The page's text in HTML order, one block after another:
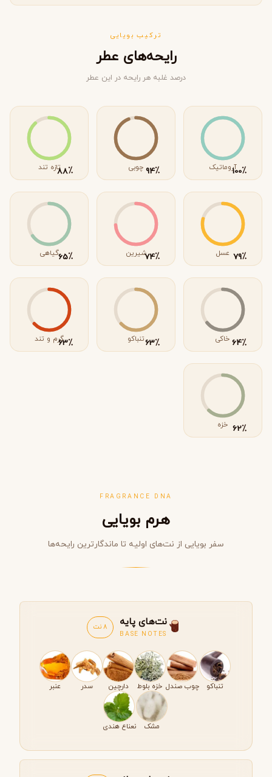
ترکیب بویایی
رایحه‌های عطر
درصد غلبه هر رایحه در این عطر
٪100آروماتیک ٪94 چوبی ٪88تازه تند
٪79 عسل ٪74شیرین ٪65گیاهی
٪64 خاکی ٪63تنباکو ٪63گرم و تند
٪62 خزه
FRAGRANCE DNA
هرم بویایی
سفر بویایی از نت‌های اولیه تا ماندگارترین رایحه‌ها
نت‌های پایه
BASE NOTES
8 نت
تنباکو چوب صندل خزه بلوط دارچین سدر عنبر
مشک نعناع هندی